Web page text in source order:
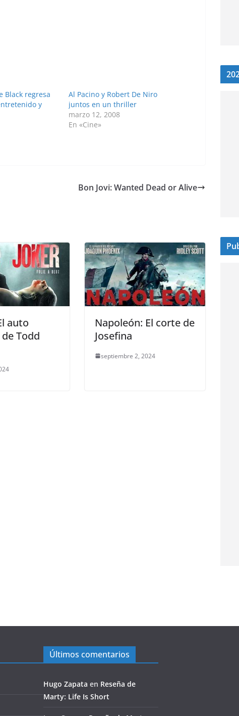
Black regresa
y
Al Pacino y Robert De Niro
juntos en un thriller
marzo 12, 2008
En «Cine»
Bon Jovi: Wanted Dead or Alive
auto
Todd
Napoleón: El corte de
Josefina
septiembre 2, 2024
Últimos comentarios
Hugo Zapata en Reseña de
Marty: Life Is Short